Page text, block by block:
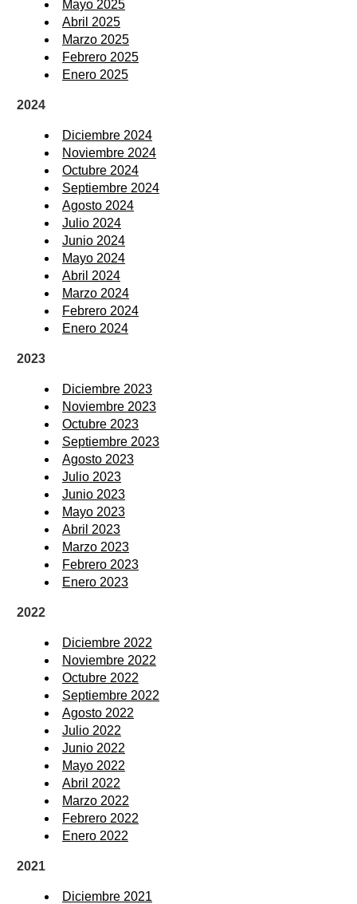
Mayo 2025
Abril 2025
Marzo 2025
Febrero 2025
Enero 2025
2024
Diciembre 2024
Noviembre 2024
Octubre 2024
Septiembre 2024
Agosto 2024
Julio 2024
Junio 2024
Mayo 2024
Abril 2024
Marzo 2024
Febrero 2024
Enero 2024
2023
Diciembre 2023
Noviembre 2023
Octubre 2023
Septiembre 2023
Agosto 2023
Julio 2023
Junio 2023
Mayo 2023
Abril 2023
Marzo 2023
Febrero 2023
Enero 2023
2022
Diciembre 2022
Noviembre 2022
Octubre 2022
Septiembre 2022
Agosto 2022
Julio 2022
Junio 2022
Mayo 2022
Abril 2022
Marzo 2022
Febrero 2022
Enero 2022
2021
Diciembre 2021